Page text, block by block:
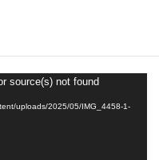
source(s) not found
uploads/2025/05/IMG_4458-1-